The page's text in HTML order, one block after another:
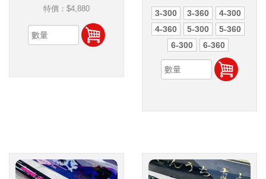
特價： $4,880 3-300 3-360
4-300
4-360
5-300
5-360
6-300
6-360